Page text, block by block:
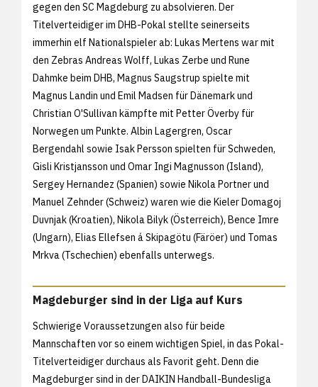
gegen den SC Magdeburg zu absolvieren. Der
Titelverteidiger im DHB-Pokal stellte seinerseits
immerhin elf Nationalspieler ab: Lukas Mertens war mit
den Zebras Andreas Wolff, Lukas Zerbe und Rune
Dahmke beim DHB, Magnus Saugstrup spielte mit
Magnus Landin und Emil Madsen für Dänemark und
Christian O'Sullivan kämpfte mit Petter Överby für
Norwegen um Punkte. Albin Lagergren, Oscar
Bergendahl sowie Isak Persson spielten für Schweden,
Gisli Kristjansson und Omar Ingi Magnusson (Island),
Sergey Hernandez (Spanien) sowie Nikola Portner und
Manuel Zehnder (Schweiz) waren wie die Kieler Domagoj
Duvnjak (Kroatien), Nikola Bilyk (Österreich), Bence Imre
(Ungarn), Elias Ellefsen á Skipagötu (Färöer) und Tomas
Mrkva (Tschechien) ebenfalls unterwegs.
Magdeburger sind in der Liga auf Kurs
Schwierige Voraussetzungen also für beide
Mannschaften vor so einem wichtigen Spiel, in das Pokal-
Titelverteidiger durchaus als Favorit geht. Denn die
Magdeburger sind in der DAIKIN Handball-Bundesliga